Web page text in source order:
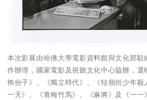
本次影展由哈佛大學電影資料館與文化部駐
作辦理，國家電影及視聽文化中心協辦，
怖份子》、《獨立時代》、《牯嶺街少年殺
一天》、《青梅竹馬》、《麻將》及《一